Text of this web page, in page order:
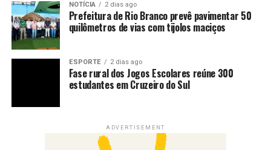
NOTÍCIA 2 dias ago
Prefeitura de Rio Branco prevê pavimentar 50
quilômetros de vias com tijolos maciços
ESPORTE 2 dias ago
Fase rural dos Jogos Escolares reúne 300
estudantes em Cruzeiro do Sul
ADVERTISEMENT